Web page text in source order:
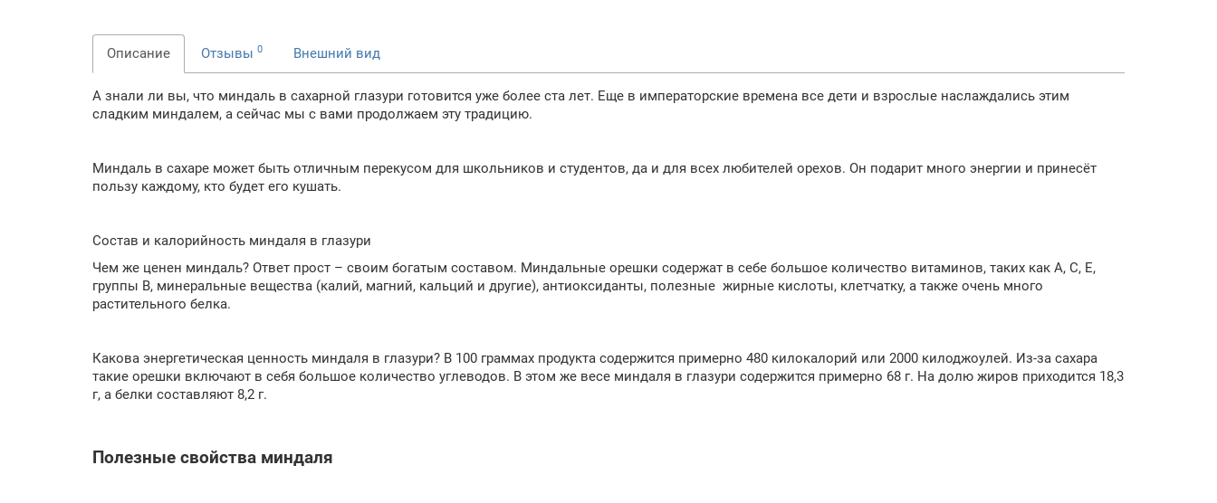
Описание Отзывы 0 Внешний вид
А знали ли вы, что миндаль в сахарной глазури готовится уже более ста лет. Еще в императорские времена все дети и взрослые наслаждались этим
сладким миндалем, а сейчас мы с вами продолжаем эту традицию.
Миндаль в сахаре может быть отличным перекусом для школьников и студентов, да и для всех любителей орехов. Он подарит много энергии и принесёт
пользу каждому, кто будет его кушать.
Состав и калорийность миндаля в глазури
Чем же ценен миндаль? Ответ прост – своим богатым составом. Миндальные орешки содержат в себе большое количество витаминов, таких как A, C, E,
группы B, минеральные вещества (калий, магний, кальций и другие), антиоксиданты, полезные жирные кислоты, клетчатку, а также очень много
растительного белка.
Какова энергетическая ценность миндаля в глазури? В 100 граммах продукта содержится примерно 480 килокалорий или 2000 килоджоулей. Из-за сахара
такие орешки включают в себя большое количество углеводов. В этом же весе миндаля в глазури содержится примерно 68 г. На долю жиров приходится 18,3
г, а белки составляют 8,2 г.
Полезные свойства миндаля